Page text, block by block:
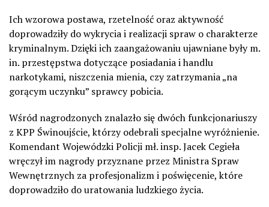
Ich wzorowa postawa, rzetelność oraz aktywność
doprowadziły do wykrycia i realizacji spraw o charakterze
kryminalnym. Dzięki ich zaangażowaniu ujawniane były m.
in. przestępstwa dotyczące posiadania i handlu
narkotykami, niszczenia mienia, czy zatrzymania „na
gorącym uczynku” sprawcy pobicia.
Wśród nagrodzonych znalazło się dwóch funkcjonariuszy
z KPP Świnoujście, którzy odebrali specjalne wyróżnienie.
Komendant Wojewódzki Policji mł. insp. Jacek Cegieła
wręczył im nagrody przyznane przez Ministra Spraw
Wewnętrznych za profesjonalizm i poświęcenie, które
doprowadziło do uratowania ludzkiego życia.